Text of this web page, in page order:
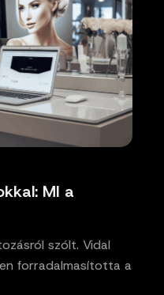
MI a
szólt. Vidal
forradalmasította a